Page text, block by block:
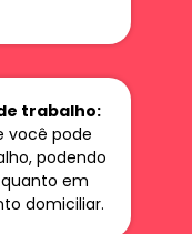
trabalho:
você pode
podendo
em
domiciliar.